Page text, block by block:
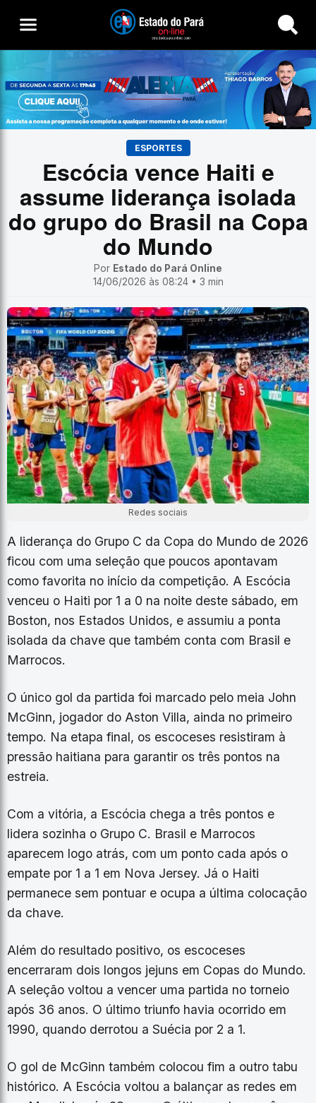
Buscar
ESPORTES
Escócia vence Haiti e
assume liderança isolada
do grupo do Brasil na Copa
do Mundo
Por Estado do Pará Online
14/06/2026 às 08:24 • 3 min
Redes sociais
A liderança do Grupo C da Copa do Mundo de 2026
ficou com uma seleção que poucos apontavam
como favorita no início da competição. A Escócia
venceu o Haiti por 1 a 0 na noite deste sábado, em
Boston, nos Estados Unidos, e assumiu a ponta
isolada da chave que também conta com Brasil e
Marrocos.
O único gol da partida foi marcado pelo meia John
McGinn, jogador do Aston Villa, ainda no primeiro
tempo. Na etapa final, os escoceses resistiram à
pressão haitiana para garantir os três pontos na
estreia.
Com a vitória, a Escócia chega a três pontos e
lidera sozinha o Grupo C. Brasil e Marrocos
aparecem logo atrás, com um ponto cada após o
empate por 1 a 1 em Nova Jersey. Já o Haiti
permanece sem pontuar e ocupa a última colocação
da chave.
Além do resultado positivo, os escoceses
encerraram dois longos jejuns em Copas do Mundo.
A seleção voltou a vencer uma partida no torneio
após 36 anos. O último triunfo havia ocorrido em
1990, quando derrotou a Suécia por 2 a 1.
O gol de McGinn também colocou fim a outro tabu
histórico. A Escócia voltou a balançar as redes em